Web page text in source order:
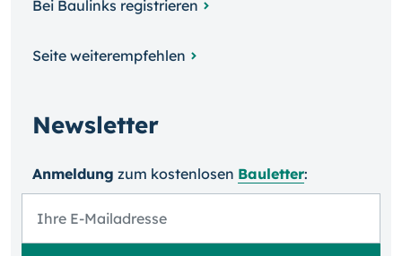
Bei Baulinks registrieren
Seite weiterempfehlen
Newsletter
Anmeldung zum kosten­losen Bauletter: